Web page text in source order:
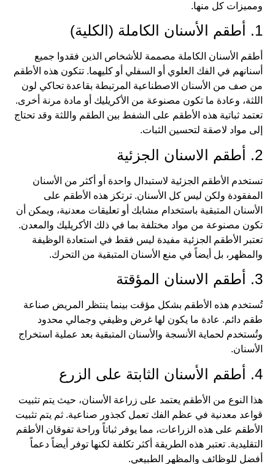
ومميزات كل منها.
1. أطقم الأسنان الكاملة (الكلية)
أطقم الأسنان الكاملة مصممة للأشخاص الذين فقدوا جميع
أسنانهم في الفك العلوي أو السفلي أو كليهما. تتكون هذه الأطقم
من صف من الأسنان الاصطناعية المرتبطة بقاعدة تحاكي لون
اللثة، وعادة ما تكون مصنوعة من الأكريليك أو مادة مرنة أخرى.
تعتمد ثباتية هذه الأطقم على الشفط بين الطقم واللثة وقد تحتاج
إلى مواد لاصقة لتحسين الثبات.
2. أطقم الاسنان الجزئية
تستخدم الأطقم الجزئية لاستبدال واحدة أو أكثر من الأسنان
المفقودة ولكن ليس كل الأسنان. ترتكز هذه الأطقم على
الأسنان المتبقية باستخدام مشابك أو تعليقات معدنية، ويمكن أن
تكون مصنوعة من مواد مختلفة بما في ذلك الأكريليك والمعدن.
تعتبر الأطقم الجزئية مفيدة ليس فقط في استعادة الوظيفة
والمظهر، بل أيضاً في منع الأسنان المتبقية من التحرك.
3. أطقم الاسنان المؤقتة
تُستخدم هذه الأطقم بشكل مؤقت بينما ينتظر المريض صناعة
طقم دائم. عادة ما يكون لها غرض وظيفي وجمالي محدود
وتُستخدم لحماية الأنسجة والأسنان المتبقية بعد عملية استخراج
الأسنان.
4. أطقم الأسنان الثابتة على الزرع
هذا النوع من الأطقم يعتمد على زراعة الأسنان، حيث يتم تثبيت
قواعد معدنية في عظم الفك تعمل كجذور صناعية. ثم يتم تثبيت
الأطقم على هذه الزراعات، مما يوفر ثباتاً وراحة تفوقان الأطقم
التقليدية. تعتبر هذه الطريقة أكثر تكلفة لكنها توفر أيضاً دعماً
أفضل للوظائف والمظهر الطبيعي.